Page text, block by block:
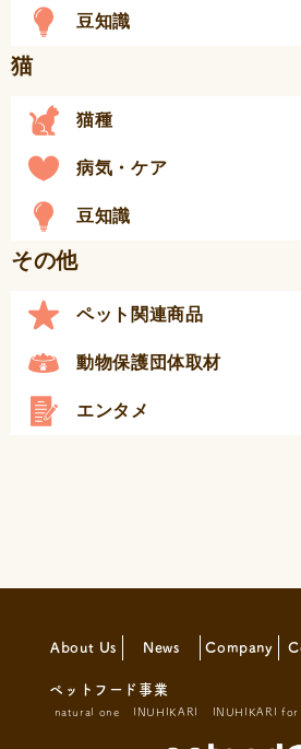
豆知識
猫
猫種
病気・ケア
豆知識
その他
ペット関連商品
動物保護団体取材
エンタメ
About Us News Company
ペットフード事業
natural one INUHIKARI INUHIKARI for